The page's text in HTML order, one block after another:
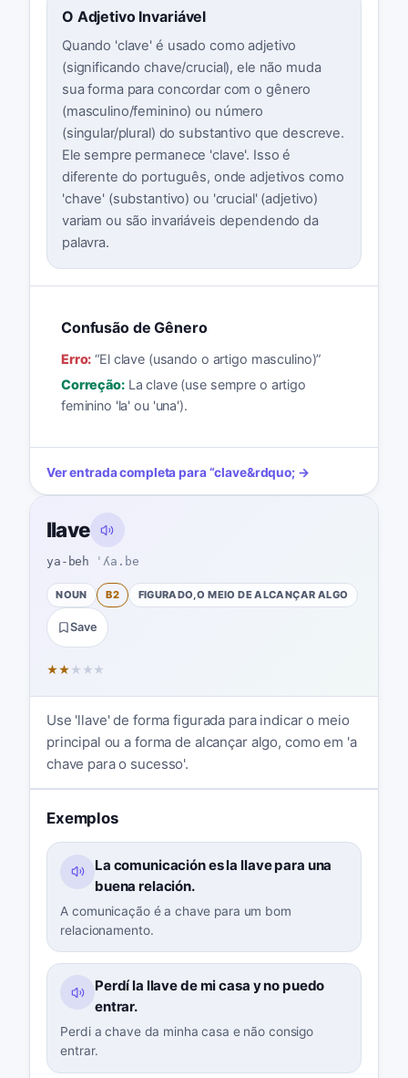
O Adjetivo Invariável
Quando 'clave' é usado como adjetivo
(significando chave/crucial), ele não muda
sua forma para concordar com o gênero
(masculino/feminino) ou número
(singular/plural) do substantivo que descreve.
Ele sempre permanece 'clave'. Isso é
diferente do português, onde adjetivos como
'chave' (substantivo) ou 'crucial' (adjetivo)
variam ou são invariáveis dependendo da
palavra.
Confusão de Gênero
Erro: “El clave (usando o artigo masculino)”
Correção: La clave (use sempre o artigo
feminino 'la' ou 'una').
Ver entrada completa para“clave&rdquo; →
llave
ya-beh ˈʎa.be
NOUN B2 FIGURADO, O MEIO DE ALCANÇAR ALGO
Save
★★ ★ ★ ★
Use 'llave' de forma figurada para indicar o meio
principal ou a forma de alcançar algo, como em 'a
chave para o sucesso'.
Exemplos
La comunicación es la llave para una
buena relación.
A comunicação é a chave para um bom
relacionamento.
Perdí la llave de mi casa y no puedo
entrar.
Perdi a chave da minha casa e não consigo
entrar.